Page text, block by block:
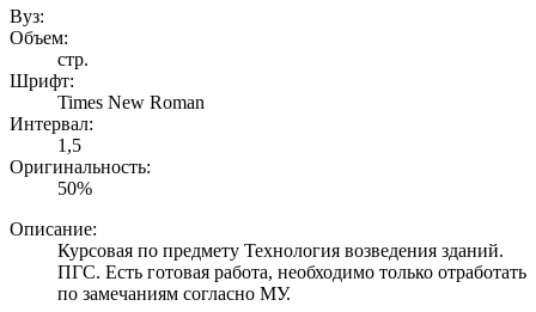
Вуз:
Объем:
стр.
Шрифт:
Times New Roman
Интервал:
1,5
Оригинальность:
50%
Описание:
Курсовая по предмету Технология возведения зданий.
ПГС. Есть готовая работа, необходимо только отработать
по замечаниям согласно МУ.